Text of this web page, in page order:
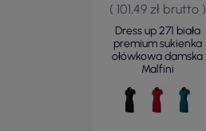
( 101,49 zł brutto )
Dress up 271 biała
premium sukienka
ołówkowa damska
Malfini